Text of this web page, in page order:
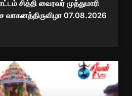
சித்தி வைரவர் முத்துமாரி
07.08.2026